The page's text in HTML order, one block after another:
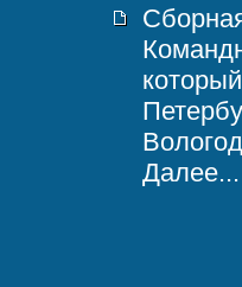
Далее...